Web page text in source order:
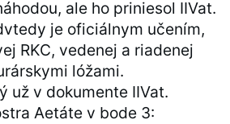
ale ho priniesol IIVat.
je oficiálnym učením,
RKC, vedenej a riadenej
lóžami.
už v dokumente IIVat.
Aetáte v bode 3: